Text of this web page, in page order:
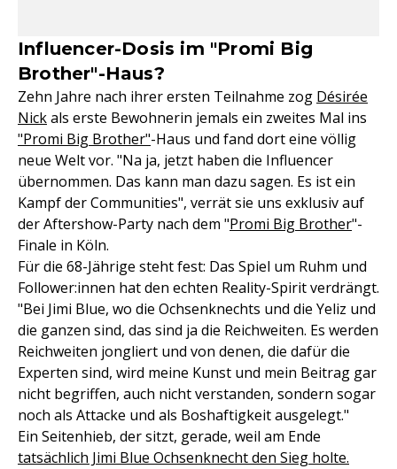
Influencer-Dosis im "Promi Big
Brother"-Haus?
Zehn Jahre nach ihrer ersten Teilnahme zog Désirée
Nickals erste Bewohnerin jemals ein zweites Mal ins
"Promi Big Brother"-Haus und fand dort eine völlig
neue Welt vor. "Na ja, jetzt haben die Influencer
übernommen. Das kann man dazu sagen. Es ist ein
Kampf der Communities", verrät sie uns exklusiv auf
der Aftershow-Party nach dem "Promi Big Brother"-
Finale in Köln.
Für die 68-Jährige steht fest: Das Spiel um Ruhm und
Follower:innen hat den echten Reality-Spirit verdrängt.
"Bei Jimi Blue, wo die Ochsenknechts und die Yeliz und
die ganzen sind, das sind ja die Reichweiten. Es werden
Reichweiten jongliert und von denen, die dafür die
Experten sind, wird meine Kunst und mein Beitrag gar
nicht begriffen, auch nicht verstanden, sondern sogar
noch als Attacke und als Boshaftigkeit ausgelegt."
Ein Seitenhieb, der sitzt, gerade, weil am Ende
tatsächlich Jimi Blue Ochsenknecht den Sieg holte.